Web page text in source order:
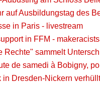
auf Ausbildungstag des
in Paris - livestream
in FFM -
Rechte" sammelt
de samedi à Bobigny,
in Dresden-Nickern verhüllt